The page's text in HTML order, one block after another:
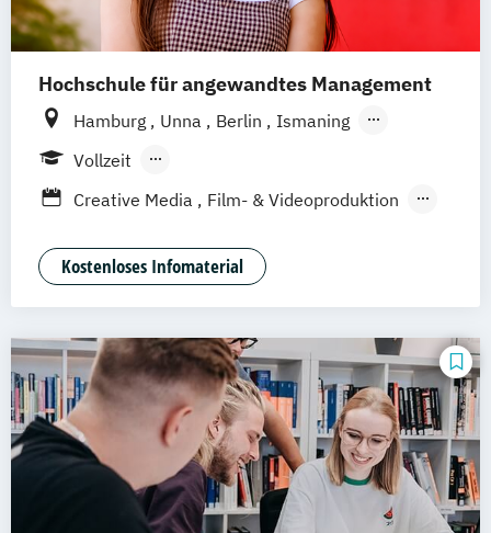
Hochschule für angewandtes Management
Hamburg Unna Berlin
Ismaning
Mannheim
Stuttgart
Vollzeit
Berufsbegleitendes Präsenzstudium
Creative Media
Film- & Videoproduktion
Media Studies Medienmanagement
Medienpsychologie Musikproduktion
Software Design & User Experience
Kostenloses Infomaterial